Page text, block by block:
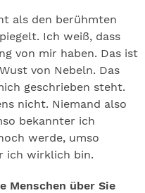
als den berühmten
Ich weiß, dass
von mir haben. Das ist
von Nebeln. Das
geschrieben steht.
nicht. Niemand also
bekannter ich
werde, umso
ich wirklich bin.
Menschen über Sie